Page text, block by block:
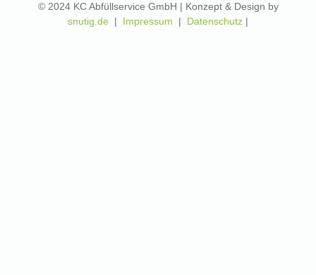
© 2024 KC Abfüllservice GmbH | Konzept & Design by
snutig.de | Impressum | Datenschutz |